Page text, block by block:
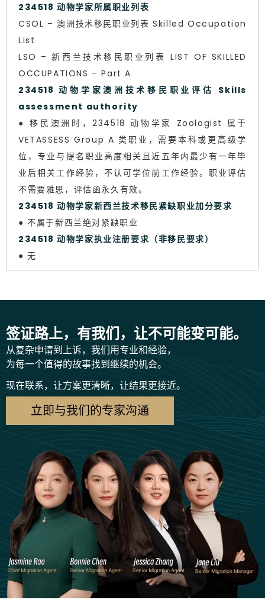
234518 动物学家所属职业列表
CSOL – 澳洲技术移民职业列表 Skilled Occupation
List
LSO – 新西兰技术移民职业列表 LIST OF SKILLED
OCCUPATIONS – Part A
234518 动物学家澳洲技术移民职业评估 Skills
assessment authority
● 移民澳洲时，234518 动物学家 Zoologist 属于
VETASSESS Group A 类职业，需要本科或更高级学
位，专业与提名职业高度相关且近五年内最少有一年毕
业后相关工作经验，不认可学位前工作经验。职业评估
不需要雅思，评估函永久有效。
234518 动物学家新西兰技术移民紧缺职业加分要求
● 不属于新西兰绝对紧缺职业
234518 动物学家执业注册要求（非移民要求）
● 无
签证路上，有我们，让不可能变可能。
从复杂申请到上诉，我们用专业和经验，
为每一个值得的故事找到继续的机会。
现在联系，让方案更清晰，让结果更接近。
立即与我们的专家沟通